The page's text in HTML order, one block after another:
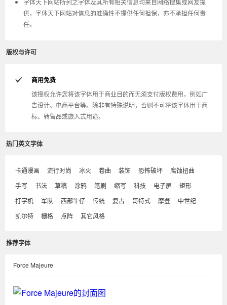
字体天下网站所列之字体及其所有相关信息均来自网络搜集或网友提
供，字体天下网站对信息的准确性不提供任何担保，亦不承担任何责
任。
版权与许可
商用免费
该授权允许您将该字体用于商业目的而无须支付版权费用，例如广
告设计、电商平台等。除非有特殊说明，否则不可将该字体用于商
标、转售品或嵌入式用途。
热门英文字体
卡通漫画 流行时尚 冰火 卷曲 装饰 恐怖破坏
腐蚀扭曲
手写
书法 草稿 涂鸦 笔刷 缩写 科技 电子屏
矩形
打字机
军队 西部牛仔 传统 复古 哥特式 摩登
中世纪
凯尔特
栅格 点阵 其它风格
推荐字体
Force Majeure